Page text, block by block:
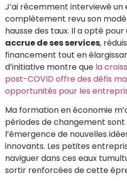
J’ai récemment interviewé
complètement revu son
hausse des taux. Il a opté pour
accrue de ses services,
financement tout en
d’initiative montre que la
post-COVID offre des défis
opportunités pour les
Ma formation en économie
périodes de changement
l’émergence de nouvelles
innovants. Les petites
naviguer dans ces eaux
sortir renforcées de cette